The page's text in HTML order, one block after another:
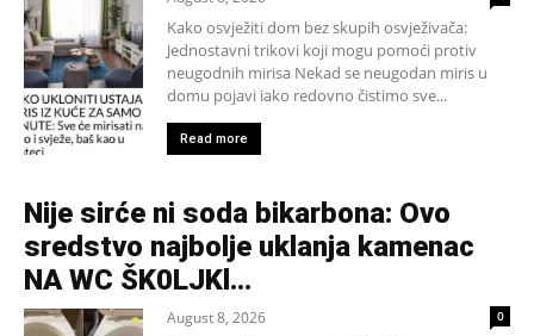
Kako osvježiti dom bez skupih osvježivača:
Jednostavni trikovi koji mogu pomoći protiv
neugodnih mirisa Nekad se neugodan miris u
domu pojavi iako redovno čistimo sve...
Read more
Nije sirće ni soda bikarbona: Ovo
sredstvo najbolje uklanja kamenac
NA WC ŠK0LJKl…
August 8, 2026 0